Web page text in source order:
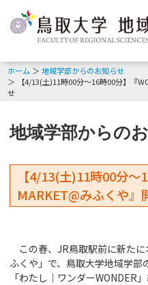
ホーム
地域学部からのお知らせ
【4/13(土)11時00分～16時00分】『
せ
地域学部からの
【4/13(土)11時00分
MARKET@みふくや』
この春、 JR鳥取駅前に新た
ふくや」で、鳥取大学地域学部
「わたし｜ワンダーWONDER